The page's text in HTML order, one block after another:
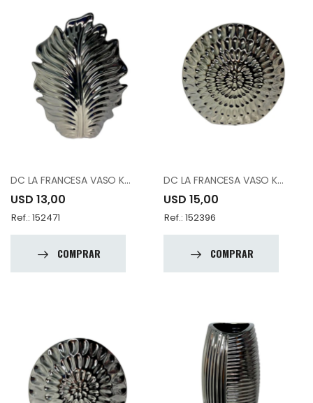
DC LA FRANCESA VASO K8772C 11.75"
USD 13,00
Ref.: 152471
COMPRAR
DC LA FRANCESA VASO K8790A 12.25"
USD 15,00
Ref.: 152396
COMPRAR